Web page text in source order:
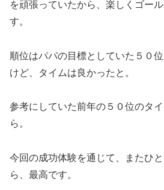
を頑張っていたから、楽しくゴー
す。
順位はパパの目標としていた５０
けど、タイムは良かったと。
参考にしていた前年の５０位のタ
ら。
今回の成功体験を通じて、またひ
ら、最高です。